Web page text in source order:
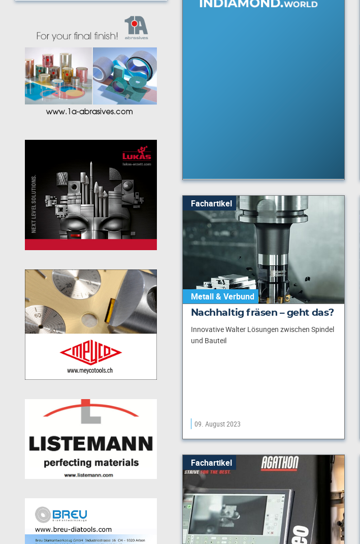
Fachartikel
Metall & Verbund
Nachhaltig fräsen – geht das?
Innovative Walter Lösungen zwischen Spindel
und Bauteil
09. August 2023
Fachartikel